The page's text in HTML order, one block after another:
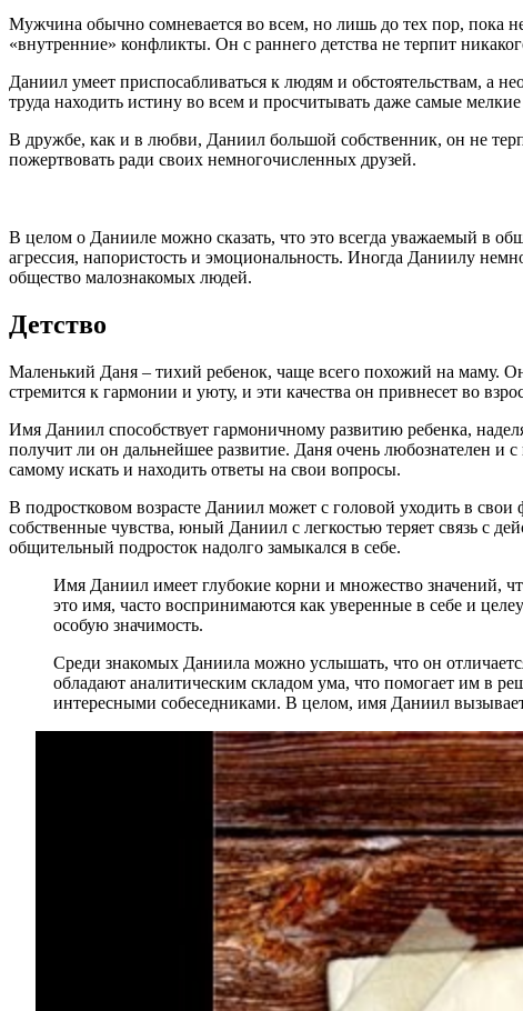
Мужчина обычно сомневается во всем, но лишь до тех пор, пока
«внутренние» конфликты. Он с раннего детства не терпит
Даниил умеет приспосабливаться к людям и обстоятельствам, а
труда находить истину во всем и просчитывать даже самые мелкие
В дружбе, как и в любви, Даниил большой собственник, он не
пожертвовать ради своих немногочисленных друзей.
В целом о Данииле можно сказать, что это всегда уважаемый в
агрессия, напористость и эмоциональность. Иногда Даниилу
общество малознакомых людей.
Детство
Маленький Даня – тихий ребенок, чаще всего похожий на маму. Он
стремится к гармонии и уюту, и эти качества он привнесет во
Имя Даниил способствует гармоничному развитию ребенка,
получит ли он дальнейшее развитие. Даня очень любознателен и
самому искать и находить ответы на свои вопросы.
В подростковом возрасте Даниил может с головой уходить в
собственные чувства, юный Даниил с легкостью теряет связь с
общительный подросток надолго замыкался в себе.
Имя Даниил имеет глубокие корни и множество значений,
это имя, часто воспринимаются как уверенные в себе и
особую значимость.
Среди знакомых Даниила можно услышать, что он
обладают аналитическим складом ума, что помогает им в
интересными собеседниками. В целом, имя Даниил